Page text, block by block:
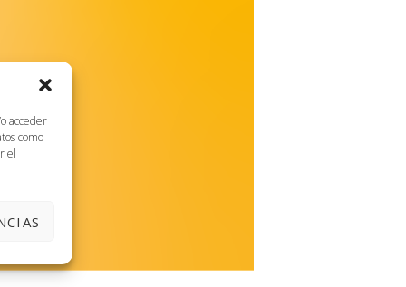
acceder
como
el